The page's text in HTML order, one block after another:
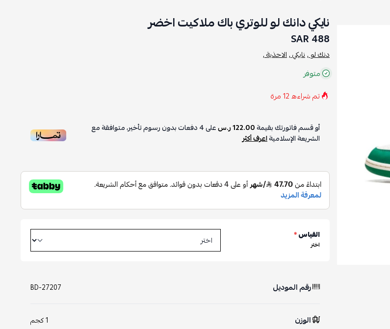
نايكي دانك لو للوتري باك ملاكيت اخضر
488 SAR
دنك لو ,نايكي ,الاحذية ,
متوفر
تم شراءه12مرة
أو قسم فاتورتك بقيمة122.00 ر.س على4دفعات بدون رسوم تأخير، متوافقة مع
الشريعة الإسلاميةاعرف أكثر
القياس*
اختر
رقم الموديل BD-27207
الوزن 1 كجم